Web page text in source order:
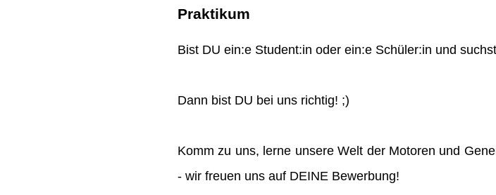
Praktikum
Bist DU ein:e Student:in oder ein:e Schüler:in und
Dann bist DU bei uns richtig! ;)
Komm zu uns, lerne unsere Welt der Motoren und
- wir freuen uns auf DEINE Bewerbung!